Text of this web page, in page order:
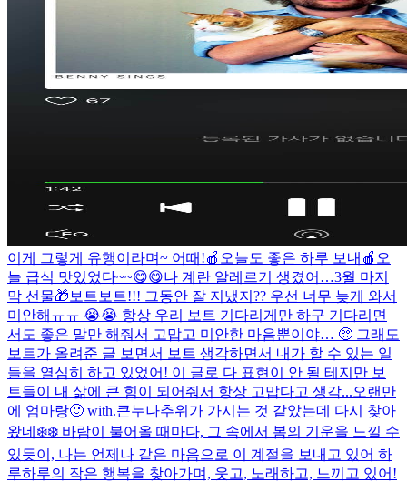
이게 그렇게 유행이라며~ 어때!🍎오늘도 좋은 하루 보내🍎 오
늘 급식 맛있었다~~😋😋나 계란 알레르기 생겼어…3월 마지
막 선물🎁 보트보트!!! 그동안 잘 지냈지?? 우선 너무 늦게 와서
미안해ㅠㅠ 😭😭 항상 우리 보트 기다리게만 하구 기다리면
서도 좋은 말만 해줘서 고맙고 미안한 마음뿐이야… 🥺 그래도
보트가 올려준 글 보면서 보트 생각하면서 내가 할 수 있는 일
들을 열심히 하고 있었어! 이 글로 다 표현이 안 될 테지만 보
트들이 내 삶에 큰 힘이 되어줘서 항상 고맙다고 생각...오랜만
에 엄마랑🙂 with.큰누나추위가 가시는 것 같았는데 다시 찾아
왔네❄️❄️ 바람이 불어올 때마다, 그 속에서 봄의 기운을 느낄 수
있듯이, 나는 언제나 같은 마음으로 이 계절을 보내고 있어 하
루하루의 작은 행복을 찾아가며, 웃고, 노래하고, 느끼고 있어!